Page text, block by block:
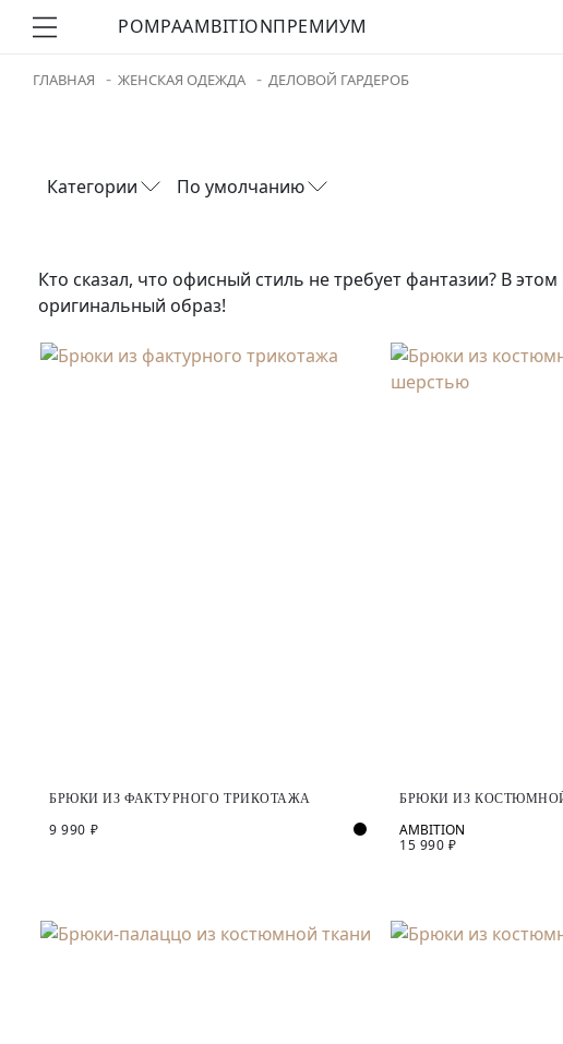
POMPAAMBITIONПРЕМИУМ
ГЛАВНАЯ ЖЕНСКАЯ ОДЕЖДА ДЕЛОВОЙ ГАРДЕРОБ
Категории По умолчанию
Кто сказал, что офисный стиль не требует фантазии? В
оригинальный образ!
БРЮКИ ИЗ ФАКТУРНОГО ТРИКОТАЖА
9 990 ₽
БРЮКИ ИЗ
15 990 ₽